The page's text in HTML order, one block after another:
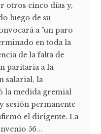
otros cinco días y,
luego de su
a "un paro
en toda la
de la falta de
paritaria a la
salarial, la
la medida gremial
sesión permanente
el dirigente. La
56...